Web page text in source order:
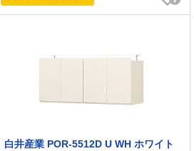
白井産業 POR-5512D U WH ホワイト